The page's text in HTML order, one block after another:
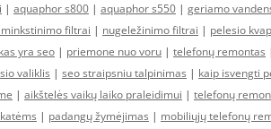
| aquaphor s800 | aquaphor s550 | geriamo
filtrai | nugeležinimo filtrai | pelesio
kas yra seo | priemone nuo voru | telefonų remontas
valiklis | seo straipsniu talpinimas | kaip isvengti
| aikštelės vaikų laiko praleidimui | telefonų
| padangų žymėjimas | mobiliųjų telefonų